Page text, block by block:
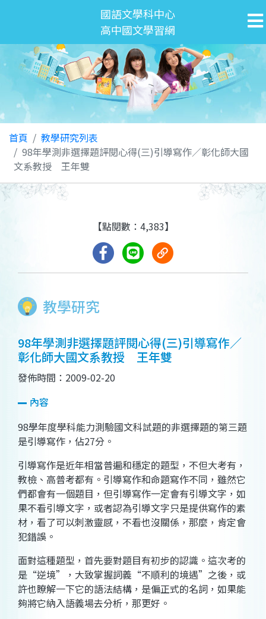
國語文學科中心
高中國文學習網
首頁
教學研究列表
98年學測非選擇題評閱心得(三)引導寫作／彰化師大國
文系教授 王年雙
教學研究
【點閱數：4,383】
98年學測非選擇題評閱心得(三)引導寫作／
彰化師大國文系教授 王年雙
發佈時間：2009-02-20
內容
98學年度學科能力測驗國文科試題的非選擇題的第三題
是引導寫作，佔27分。
引導寫作是近年相當普遍和穩定的題型，不但大考有，
教檢、高普考都有。引導寫作和命題寫作不同，雖然它
們都會有一個題目，但引導寫作一定會有引導文字，如
果不看引導文字，或者認為引導文字只是提供寫作的素
材，看了可以刺激靈感，不看也沒關係，那麼，肯定會
犯錯誤。
面對這種題型，首先要對題目有初步的認識。這次考的
是“逆境”，大致掌握詞義“不順利的境遇”之後，或
許也瞭解一下它的語法結構，是偏正式的名詞，如果能
夠將它納入語義場去分析，那更好。